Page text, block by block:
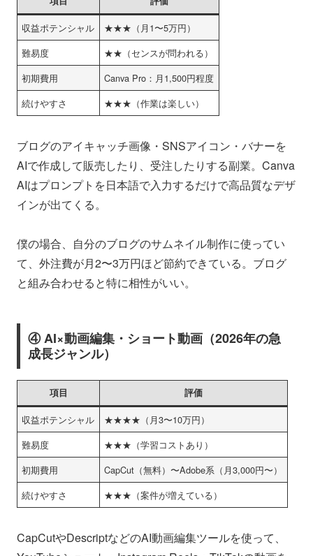
収益ポテンシャル
★★★（月1〜5万円）
難易度
★★（センスが問われる）
初期費用
Canva Pro：月1,500円程度
続けやすさ
★★★（作業は楽しい）
ブログのアイキャッチ画像・SNSアイコン・バナーを
AIで作成して販売したり、受注したりする副業。Canva
AIはプロンプトを日本語で入力するだけで高品質なデザ
インが出てくる。
僕の場合、自分のブログのサムネイル制作に使ってい
て、外注費が月2〜3万円ほど節約できている。ブログ
と組み合わせると特に相性がいい。
④ AI×動画編集・ショート動画（2026年の急
成長ジャンル）
項目 評価
収益ポテンシャル
★★★★（月3〜10万円）
難易度
★★★（学習コストあり）
初期費用
CapCut（無料）〜Adobe系（月3,000円〜）
続けやすさ
★★★（案件が増えている）
CapCutやDescriptなどのAI動画編集ツールを使って、